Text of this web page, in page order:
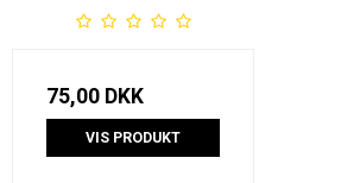
75,00 DKK
VIS PRODUKT